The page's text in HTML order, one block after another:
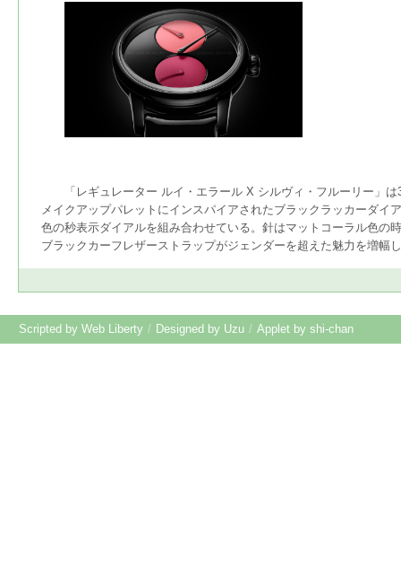
「レギュレーター ルイ・エラール X シルヴィ・フルーリー」は
メイクアップパレットにインスパイアされたブラックラッカーダ
色の秒表示ダイアルを組み合わせている。針はマットコーラル色の
ブラックカーフレザーストラップがジェンダーを超えた魅力を増幅
Scripted by Web Liberty / Designed by Uzu / Applet by shi-chan